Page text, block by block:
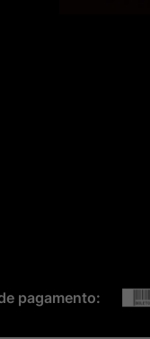
pagamento: